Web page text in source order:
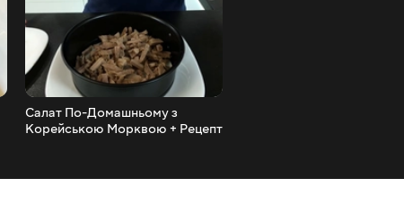
Салат По-Домашньому з
Корейською Морквою + Рецепт